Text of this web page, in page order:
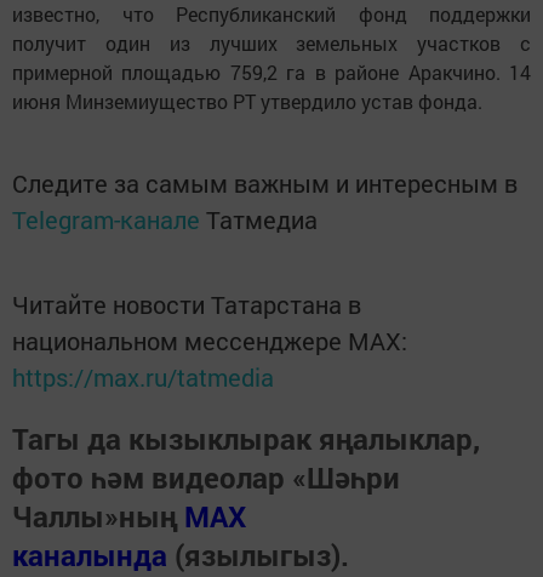
известно, что Республиканский фонд поддержки
получит один из лучших земельных участков с
примерной площадью 759,2 га в районе Аракчино. 14
июня Минземиущество РТ утвердило устав фонда.
Следите за самым важным и интересным в
Telegram-канале Татмедиа
Читайте новости Татарстана в
национальном мессенджере MАХ:
https://max.ru/tatmedia
Тагы да кызыклырак яңалыклар,
фото һәм видеолар «Шәһри
Чаллы»ның MAX
каналында (язылыгыз).